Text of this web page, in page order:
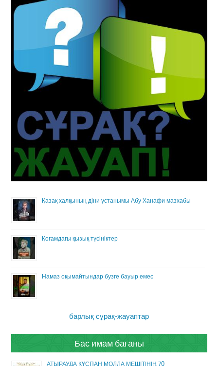
Қазақ халқының діни ұстанымы Абу Ханафи мазхабы
Қоғамдағы қызық түсініктер
Намаз оқымайтындар бузге бауыр емес
барлық сұрақ-жауаптар
Бас имам бағаны
АТЫРАУДА ҚҰСПАН МОЛЛА МЕШІТІНІҢ 70